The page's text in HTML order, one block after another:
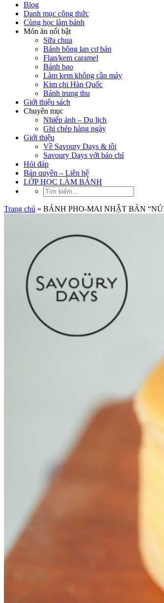
Blog
Danh mục công thức
Cùng học làm bánh
Món ăn nổi bật
Sữa chua
Bánh bông lan cơ bản
Flan/kem caramel
Bánh bao
Làm kem không cần máy
Kim chi Hàn Quốc
Bánh trung thu
Giới thiệu sách
Chuyên mục
Nhiếp ảnh – Du lịch
Ghi chép hàng ngày
Giới thiệu
Về Savoury Days & tôi
Savoury Days với báo chí
Hỏi đáp
Bản quyền – Liên hệ
LỚP HỌC LÀM BÁNH
Trang chủ » BÁNH PHO-MAI NHẬT BẢN